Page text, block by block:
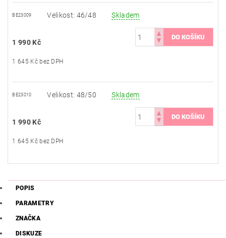
BE23009 Velikost: 46/48 Skladem
1 990 Kč
1 645 Kč bez DPH
BE23010 Velikost: 48/50 Skladem
1 990 Kč
1 645 Kč bez DPH
POPIS
PARAMETRY
ZNAČKA
DISKUZE